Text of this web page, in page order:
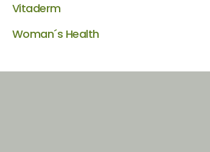
Vitaderm
Woman´s Health